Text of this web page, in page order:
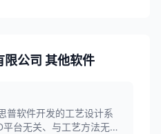
限公司 其他软件
普软件开发的工艺设计系
平台无关、与工艺方法无